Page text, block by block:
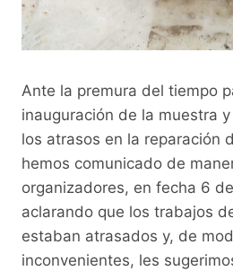
Ante la premura del tiempo
inauguración de la muestra
los atrasos en la reparación
hemos comunicado de
organizadores, en fecha 6
aclarando que los trabajos
estaban atrasados y, de
inconvenientes, les